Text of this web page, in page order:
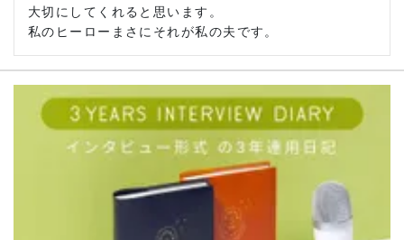
大切にしてくれると思います。